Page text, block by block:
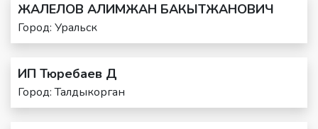
ЖАЛЕЛОВ АЛИМЖАН БАКЫТЖАНОВИЧ
Город: Уральск
ИП Тюребаев Д
Город: Талдыкорган